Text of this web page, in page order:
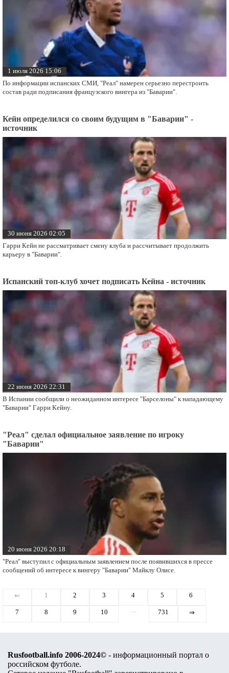
1 июля 2026 15:06
По информации испанских СМИ, "Реал" намерен серьезно перестроить
состав ради подписания французского вингера из "Баварии".
Кейн определился со своим будущим в "Баварии" -
источник
30 июня 2026 02:05
Гарри Кейн не рассматривает смену клуба и рассчитывает продолжить
карьеру в "Баварии".
Испанский топ-клуб хочет подписать Кейна - источник
22 июня 2026 22:31
В Испании сообщили о неожиданном интересе "Барселоны" к нападающему
"Баварии" Гарри Кейну.
"Реал" сделал официальное заявление по игроку
"Баварии"
20 июня 2026 20:18
"Реал" выступил с официальным заявлением после появившихся в прессе
сообщений об интересе к вингеру "Баварии" Майклу Олисе.
⇐ 1 2 3 4 5 6
7 8 9 10 ... 731 ⇒
Rusfootball.info 2006-2024© - информационный портал о
российском футболе.